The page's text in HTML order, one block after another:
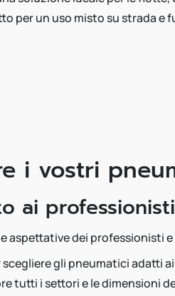
per un uso misto su strada e
i vostri
ai professionisti
aspettative dei professionisti
gli pneumatici adatti
tutti i settori e le dimensioni